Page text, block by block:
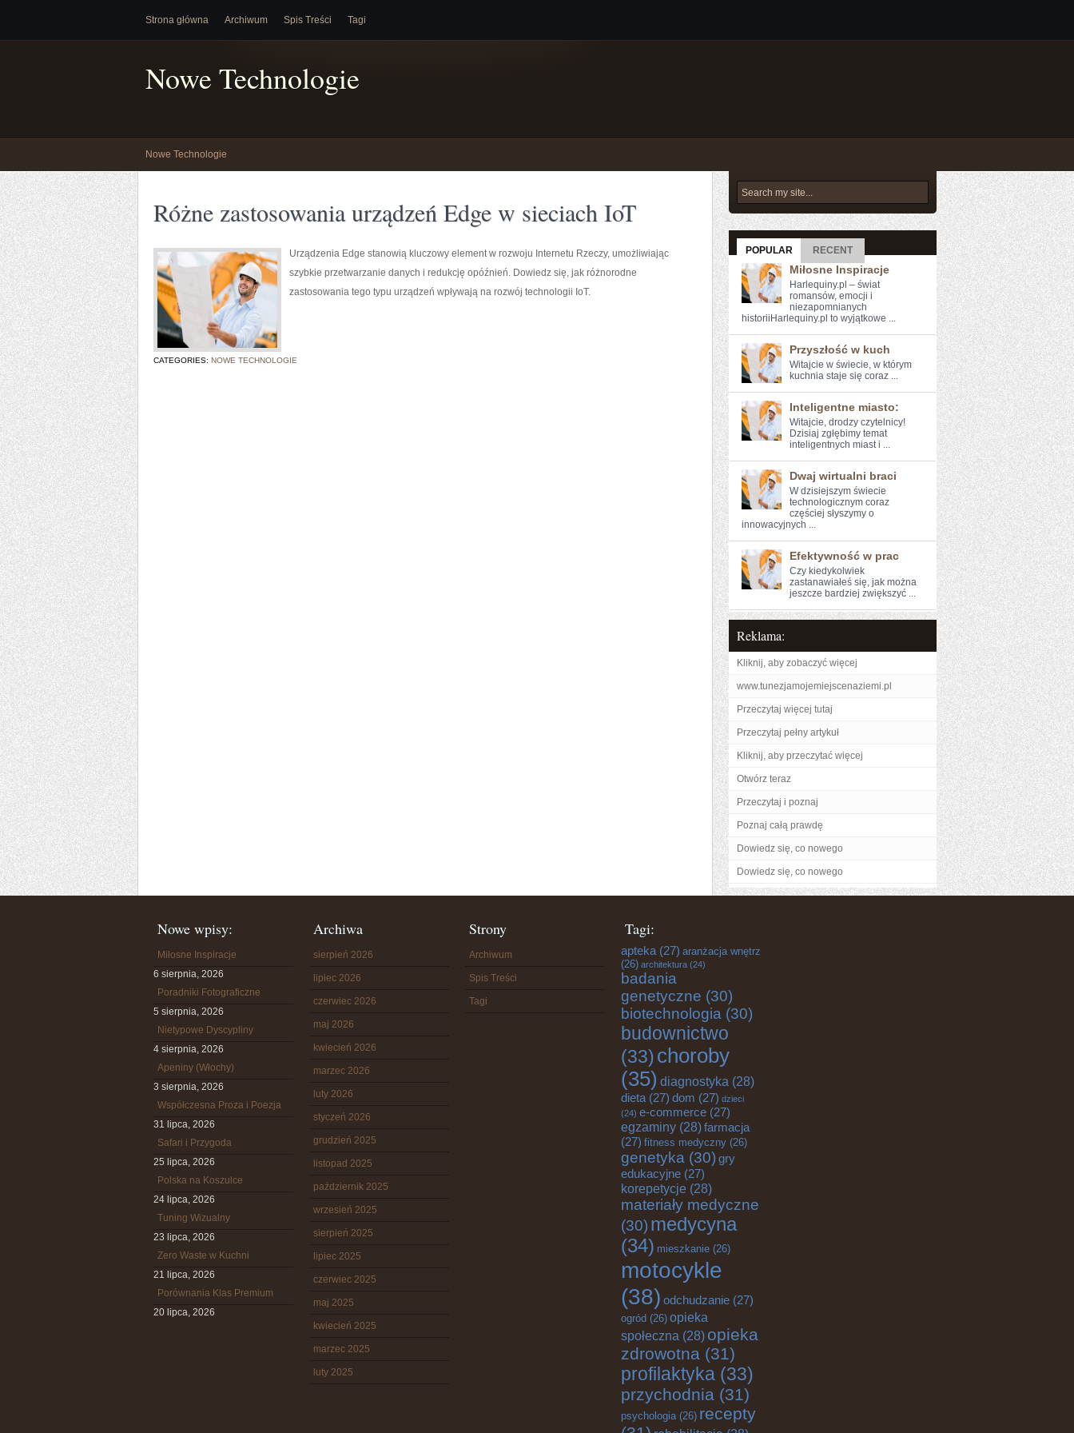
Strona główna Archiwum Spis Treści Tagi
Nowe Technologie
Nowe Technologie
Różne zastosowania urządzeń Edge w sieciach IoT
Urządzenia Edge stanowią kluczowy element w rozwoju Internetu Rzeczy, umożliwiając
szybkie przetwarzanie danych i redukcję opóźnień. Dowiedz się, jak różnorodne
zastosowania tego typu urządzeń wpływają na rozwój technologii IoT.
CATEGORIES: NOWE TECHNOLOGIE
POPULAR RECENT
Miłosne Inspiracje
Harlequiny.pl – świat
romansów, emocji i
niezapomnianych
historiiHarlequiny.pl to wyjątkowe ...
Przyszłość w kuch
Witajcie w świecie, w którym
kuchnia staje się coraz ...
Inteligentne miasto:
Witajcie, drodzy czytelnicy!
Dzisiaj zgłębimy temat
inteligentnych‍ miast i ...
Dwaj wirtualni braci
W ​dzisiejszym świecie
technologicznym ​coraz⁢
częściej słyszymy o
innowacyjnych ...
Efektywność w prac
Czy kiedykolwiek
zastanawiałeś się, jak można
jeszcze bardziej⁣ zwiększyć ...
Reklama:
Kliknij, aby zobaczyć więcej
www.tunezjamojemiejscenaziemi.pl
Przeczytaj więcej tutaj
Przeczytaj pełny artykuł
Kliknij, aby przeczytać więcej
Otwórz teraz
Przeczytaj i poznaj
Poznaj całą prawdę
Dowiedz się, co nowego
Dowiedz się, co nowego
Nowe wpisy:
Miłosne Inspiracje
6 sierpnia, 2026
Poradniki Fotograficzne
5 sierpnia, 2026
Nietypowe Dyscypliny
4 sierpnia, 2026
Apeniny (Włochy)
3 sierpnia, 2026
Współczesna Proza i Poezja
31 lipca, 2026
Safari i Przygoda
25 lipca, 2026
Polska na Koszulce
24 lipca, 2026
Tuning Wizualny
23 lipca, 2026
Zero Waste w Kuchni
21 lipca, 2026
Porównania Klas Premium
20 lipca, 2026
Archiwa
sierpień 2026
lipiec 2026
czerwiec 2026
maj 2026
kwiecień 2026
marzec 2026
luty 2026
styczeń 2026
grudzień 2025
listopad 2025
październik 2025
wrzesień 2025
sierpień 2025
lipiec 2025
czerwiec 2025
maj 2025
kwiecień 2025
marzec 2025
luty 2025
Strony
Archiwum
Spis Treści
Tagi
Tagi:
apteka (27) aranżacja wnętrz
(26) architektura (24)
badania
genetyczne (30)
biotechnologia (30)
budownictwo
(33)choroby
(35) diagnostyka (28)
dieta (27) dom (27) dzieci
(24) e-commerce (27)
egzaminy (28)farmacja
(27) fitness medyczny (26)
genetyka (30) gry
edukacyjne (27)
korepetycje (28)
materiały medyczne
(30) medycyna
(34) mieszkanie (26)
motocykle
(38) odchudzanie (27)
ogród (26) opieka
społeczna (28) opieka
zdrowotna (31)
profilaktyka (33)
przychodnia (31)
psychologia(26) recepty